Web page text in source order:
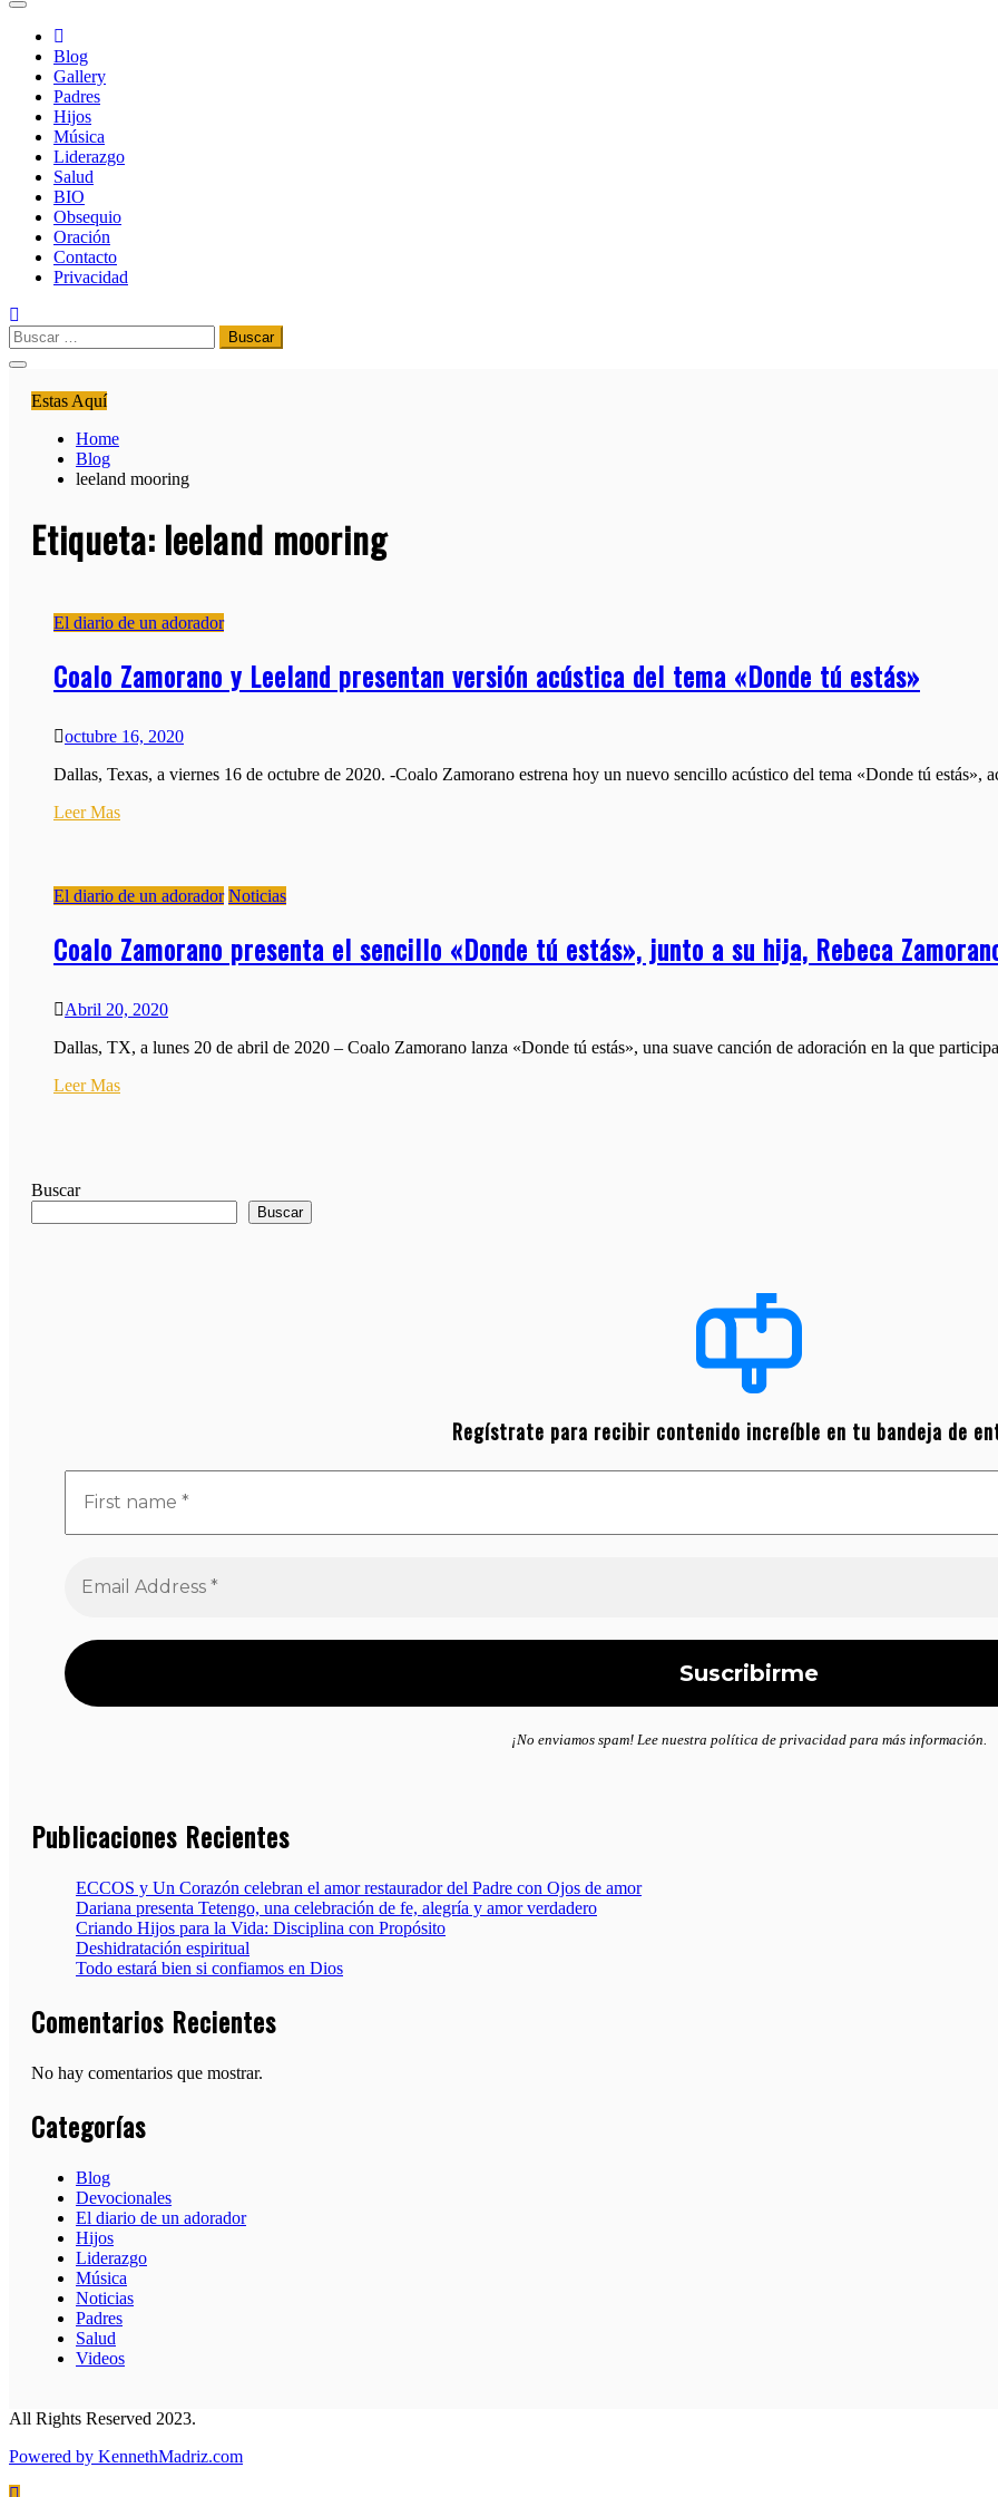
Blog
Gallery
Padres
Hijos
Música
Liderazgo
Salud
BIO
Obsequio
Oración
Contacto
Privacidad
Buscar:
Estas Aquí
Home
Blog
leeland mooring
Etiqueta: leeland mooring
El diario de un adorador
Coalo Zamorano y Leeland presentan versión acústica del tema «Donde tú estás»
octubre 16, 2020
Dallas, Texas, a viernes 16 de octubre de 2020. -Coalo Zamorano estrena hoy un nuevo sencillo acústico del tema «Donde tú estás»,
Leer Mas
El diario de un adorador Noticias
Coalo Zamorano presenta el sencillo «Donde tú estás», junto a su hija, Rebeca
Abril 20, 2020
Dallas, TX, a lunes 20 de abril de 2020 – Coalo Zamorano lanza «Donde tú estás», una suave canción de adoración en la que participa
Leer Mas
Buscar
Buscar
Regístrate para recibir contenido increíble en tu bandeja de
¡No enviamos spam! Lee nuestra política de privacidad para más información.
Publicaciones Recientes
ECCOS y Un Corazón celebran el amor restaurador del Padre con Ojos de amor
Dariana presenta Tetengo, una celebración de fe, alegría y amor verdadero
Criando Hijos para la Vida: Disciplina con Propósito
Deshidratación espiritual
Todo estará bien si confiamos en Dios
Comentarios Recientes
No hay comentarios que mostrar.
Categorías
Blog
Devocionales
El diario de un adorador
Hijos
Liderazgo
Música
Noticias
Padres
Salud
Videos
All Rights Reserved 2023.
Powered by KennethMadriz.com